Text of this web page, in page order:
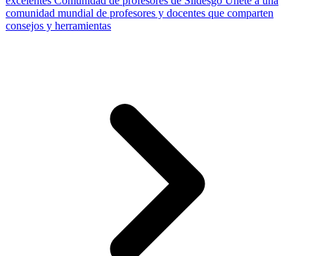
comunidad mundial de profesores y docentes que comparten
consejos y herramientas